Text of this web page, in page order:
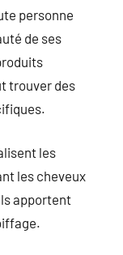
personne
de ses
trouver des
les
les cheveux
apportent